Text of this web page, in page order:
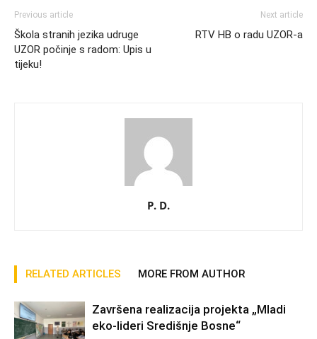
Previous article
Škola stranih jezika udruge
UZOR počinje s radom: Upis u
tijeku!
Next article
RTV HB o radu UZOR-a
P. D.
RELATED ARTICLES MORE FROM AUTHOR
Završena realizacija projekta „Mladi
eko-lideri Središnje Bosne“